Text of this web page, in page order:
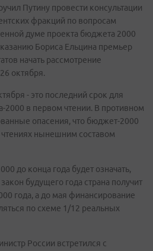
Путину провести консультации
фракций по вопросам
думе проекта бюджета 2000
Бориса Ельцина премьер
начать рассмотрение
октября.
- это последний срок для
2000 в первом чтении. В противном
опасения, что бюджет-2000
чтениях нынешним составом
до конца года будет означать,
будущего года страна получит
года, а до мая финансирование
по схеме 1/12 реальных
России встретился с